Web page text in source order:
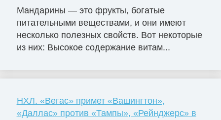
Мандарины — это фрукты, богатые
питательными веществами, и они имеют
несколько полезных свойств. Вот некоторые
из них: Высокое содержание витам...
НХЛ. «Вегас» примет «Вашингтон»,
«Даллас» против «Тампы», «Рейнджерс» в